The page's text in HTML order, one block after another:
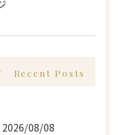
Recent Posts
2026/08/08